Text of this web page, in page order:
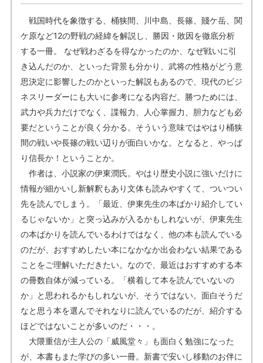
戦国時代を象徴する、桶狭間、川中島、長篠、賤ケ岳、関
ケ原など12の野戦の経緯を解説し、勝因・敗因を徹底分析
する一冊。 なぜ戦わざるを得なかったのか、なぜ戦いに引
き込んだのか、といった背景も分かり、武将の性格がどう意
思決定に影響したのかといった解説もあるので、現代のビジ
ネスリーダーにも大いに参考になる内容だ。勝つためには、
武力や兵力だけでなく、諜報力、人心掌握力、胆力なども必
要だということが良く分かる。そういう意味ではやはり桶狭
間の戦いや長篠の戦い辺りが面白いかな。となると、やっぱ
り信長か！ということか。
作者は、小説家の伊東潤氏。やはり歴史小説に強いだけに
情報が細かいし新解釈もあり文体も読みやすくて、ついつい
先を読んでしまう。「最近、伊東先生の本ばかり紹介してい
るじゃないか」と突っ込みが入るかもしれないが、伊東先生
の本ばかりを読んでいるわけではなく、他の本も読んでいる
のだが、おすすめしたい本になかなか出会わない結果である
ことをご理解いただきたい。なので、最近はおすすめする本
の冊数自体が減っている。「横着して本を読んでいないの
か」と思われるかもしれないが、そうではない。面白そうだ
なと思う本を選んでそれなりに読んでいるのだが、紹介する
ほどではないことが多いのだ・・・。
大隈重信が主人公の「威風堂々」も面白く勉強になった
が、本書もまた学びの多い一冊。新書で安いし移動のお伴に